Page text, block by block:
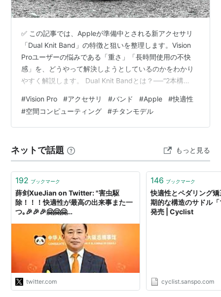
✅ この記事では、Appleが準備中とされる新アクセサリ
「Dual Knit Band」の特徴と狙いを整理します。Vision
Proユーザーの悩みである「重さ」「長時間使用の不快
感」を、どうやって解決しようとしているのかをわかり
やすく解説します。 Dual Knit Bandとは？──“2本構
なる未来への橋渡し──Titaniumモデルとの関係 バンド一
つで体験が変わる？──日常使いへの影響 まとめ：Dual
Knit Bandがもたらす“軽さ”の意味 どうも、となりです。
#Vision Pro #アクセサリ #バンド #Apple #快適性
#空間コンピューティング #チタンモデル
ネットで話題 もっと見る
192 ブックマーク
薛剑XueJian on Twitter: "害虫駆
除！！！快適性が最高の出来事また一
つ｡🎉🎉🎉🤗🤗🤗
twitter.com
146 ブックマーク
快適性とペダリング
期的な構造のサドル
発売 | Cyclist
cyclist.sanspo.com